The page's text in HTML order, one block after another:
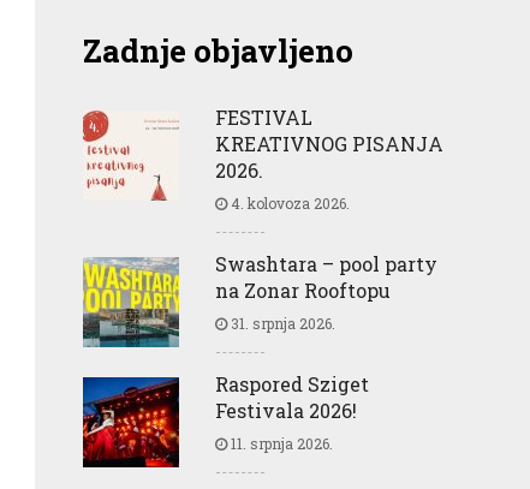
Zadnje objavljeno
FESTIVAL
KREATIVNOG PISANJA
2026.
4. kolovoza 2026.
Swashtara – pool party
na Zonar Rooftopu
31. srpnja 2026.
Raspored Sziget
Festivala 2026!
11. srpnja 2026.